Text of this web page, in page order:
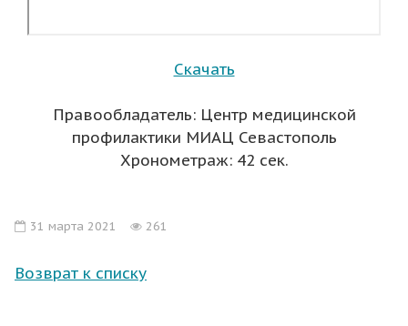
Скачать
Правообладатель: Центр медицинской
профилактики МИАЦ Севастополь
Хронометраж: 42 сек.
31 марта 2021 261
Возврат к списку